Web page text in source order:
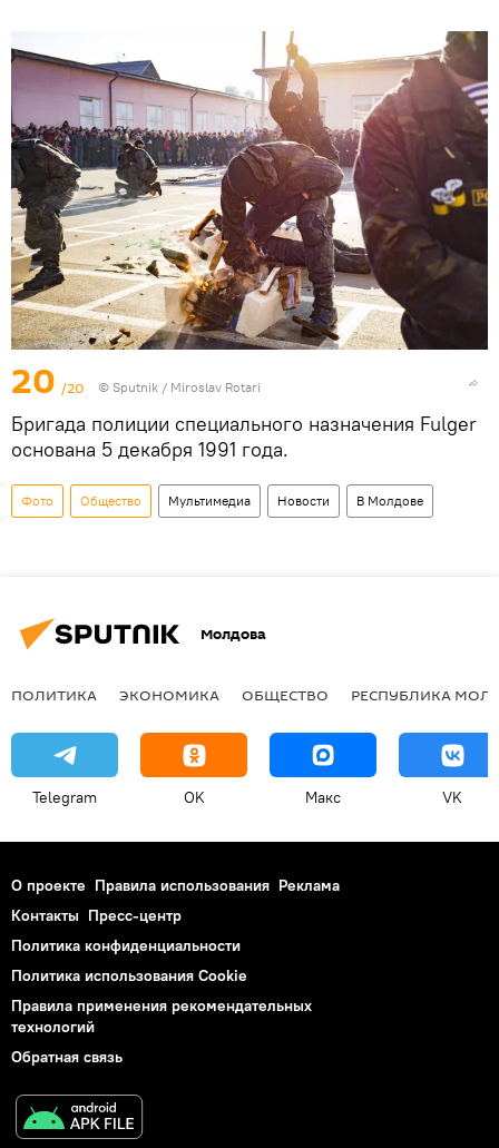
20 /20 © Sputnik / Miroslav Rotari
Бригада полиции специального назначения Fulger
основана 5 декабря 1991 года.
Фото Общество Мультимедиа Новости В Молдове
Молдова
ПОЛИТИКА ЭКОНОМИКА ОБЩЕСТВО РЕСПУБЛИКА
Telegram OK Макс VK
О проекте Правила использования Реклама
Контакты Пресс-центр
Политика конфиденциальности
Политика использования Cookie
Правила применения рекомендательных
технологий
Обратная связь